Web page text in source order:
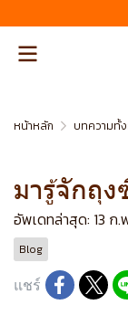
หน้าหลัก บทความทั้
มารู้จักถุ
อัพเดทล่าสุด: 13 ก.
Blog
แชร์